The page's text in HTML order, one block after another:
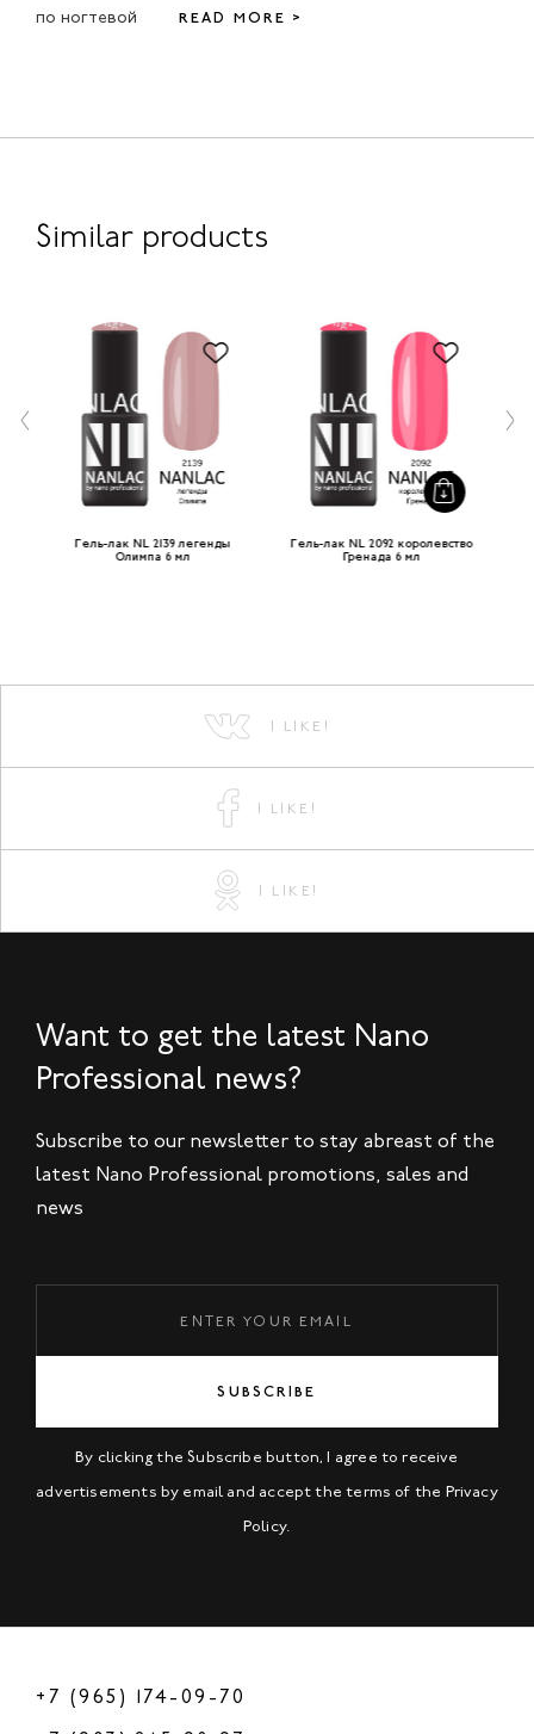
по ногтевой READ MORE >
Similar products
Гель-лак NL 2139 легенды
Олимпа 6 мл
Гель-лак NL 2092 королевство
Гренада 6 мл
I LIKE!
I LIKE!
I LIKE!
Want to get the latest Nano
Professional news?
Subscribe to our newsletter to stay abreast of the
latest Nano Professional promotions, sales and
news
SUBSCRIBE
By clicking the Subscribe button, I agree to receive
advertisements by email and accept the terms of the Privacy
Policy.
+7 (965) 174-09-70